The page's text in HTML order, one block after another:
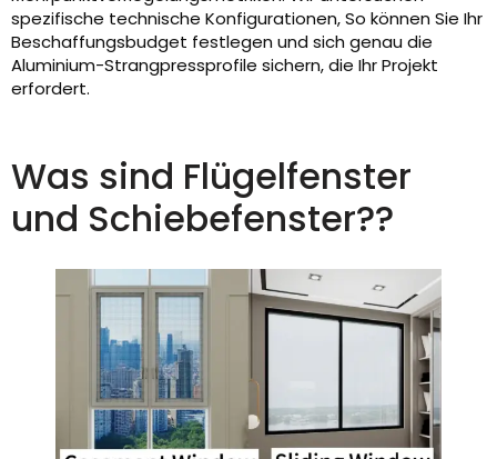
spezifische technische Konfigurationen, So können Sie Ihr
Beschaffungsbudget festlegen und sich genau die
Aluminium-Strangpressprofile sichern, die Ihr Projekt
erfordert.
Was sind Flügelfenster
und Schiebefenster??